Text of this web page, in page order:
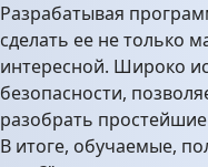
Разрабатывая
сделать ее не только
интересной. Широко
безопасности,
разобрать
В итоге, обучаемые,